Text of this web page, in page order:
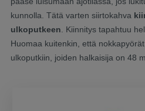
kunnolla. Tätä varten siirtokahva
ulkoputkeen . Kiinnitys tapahtuu
Huomaa kuitenkin, että
ulkoputkiin, joiden halkaisija on 48